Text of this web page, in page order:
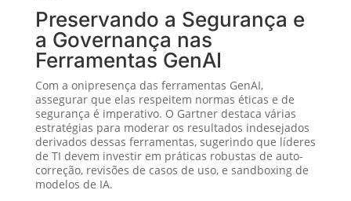
Preservando a Segurança e
a Governança nas
Ferramentas GenAI
Com a onipresença das ferramentas GenAI,
assegurar que elas respeitem normas éticas e de
segurança é imperativo. O Gartner destaca várias
estratégias para moderar os resultados indesejados
derivados dessas ferramentas, sugerindo que líderes
de TI devem investir em práticas robustas de auto-
correção, revisões de casos de uso, e sandboxing de
modelos de IA.